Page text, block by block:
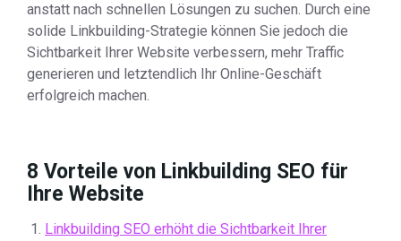
anstatt nach schnellen Lösungen zu suchen. Durch eine
solide Linkbuilding-Strategie können Sie jedoch die
Sichtbarkeit Ihrer Website verbessern, mehr Traffic
generieren und letztendlich Ihr Online-Geschäft
erfolgreich machen.
8 Vorteile von Linkbuilding SEO für
Ihre Website
Linkbuilding SEO erhöht die Sichtbarkeit Ihrer